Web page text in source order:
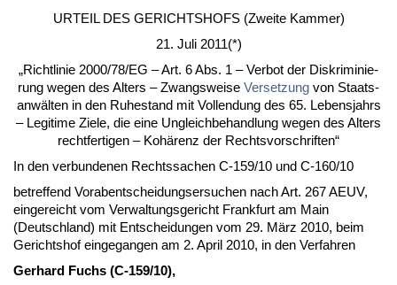
UR­TEIL DES GERICH­TSHOFS (Zwei­te Kam­mer)
21. Ju­li 2011(*)
„Richt­li­nie 2000/78/EG – Art. 6 Abs. 1 – Ver­bot der Dis­kri­mi­nie­
rung we­gen des Al­ters – Zwangs­wei­se Ver­set­zung von Staats­
anwälten in den Ru­he­stand mit Voll­endung des 65. Le­bens­jahrs
– Le­gi­ti­me Zie­le, die ei­ne Un­gleich­be­hand­lung we­gen des Al­ters
recht­fer­ti­gen – Kohärenz der Rechts­vor­schrif­ten“
In den ver­bun­de­nen Rechts­sa­chen C‑159/10 und C‑160/10
be­tref­fend Vor­ab­ent­schei­dungs­er­su­chen nach Art. 267 AEUV,
ein­ge­reicht vom Ver­wal­tungs­ge­richt Frank­furt am Main
(Deutsch­land) mit Ent­schei­dun­gen vom 29. März 2010, beim
Ge­richts­hof ein­ge­gan­gen am 2. April 2010, in den Ver­fah­ren
Ger­hard Fuchs (C‑159/10),